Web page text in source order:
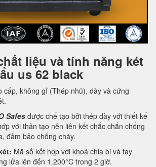
liệu và tính năng két
us 62 black
cấp, không gỉ (Thép nhũ), dày và cứng
Safes được chế tạo bởi thép dày với thiết kế
với thân tạo nên liên kết chắc chắn chống
đảm bảo chống cháy.
Mã số kết hợp với khoá chia bi và tay
lửa lên đến 1.200°C trong 2 giờ.